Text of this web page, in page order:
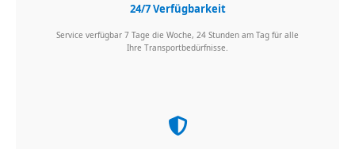
24/7 Verfügbarkeit
Service verfügbar 7 Tage die Woche, 24 Stunden am Tag für alle
Ihre Transportbedürfnisse.